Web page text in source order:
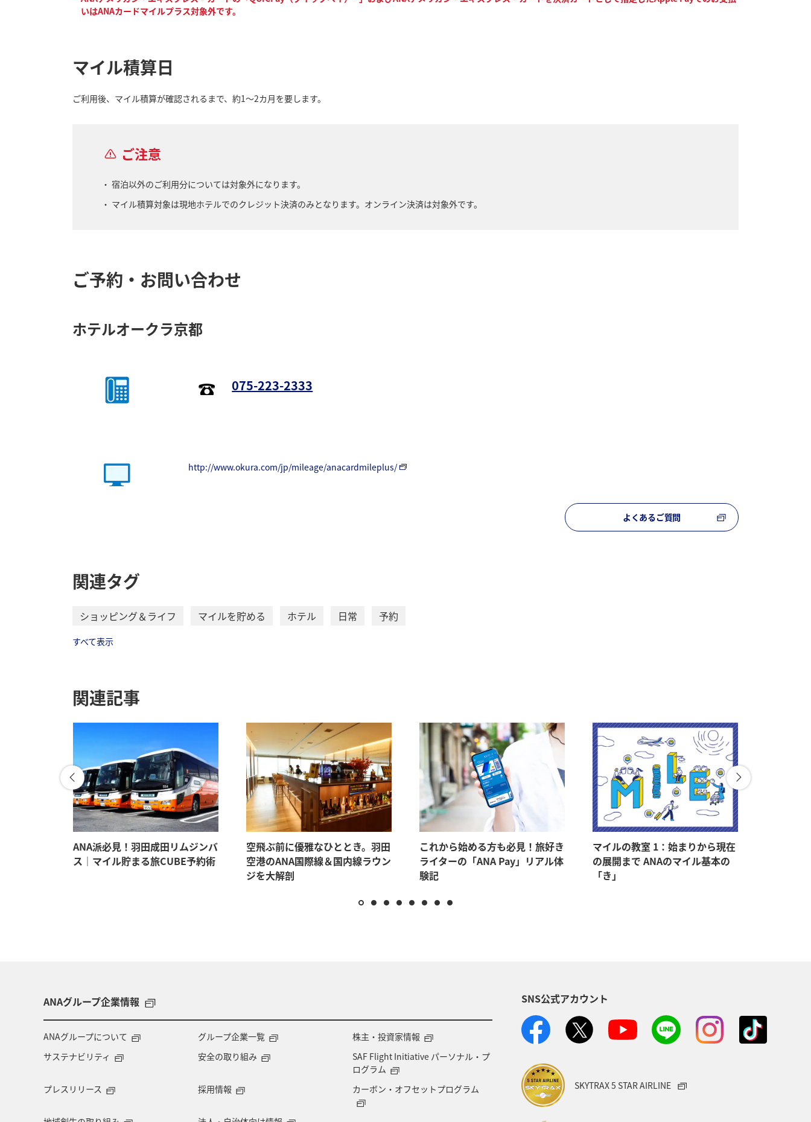
いはANAカードマイルプラス対象外です。
マイル積算日
ご利用後、マイル積算が確認されるまで、約1～2カ月を要します。
ご注意
宿泊以外のご利用分については対象外になります。
マイル積算対象は現地ホテルでのクレジット決済のみとなります。オンライン決済は対象外です。
ご予約・お問い合わせ
ホテルオークラ京都
075-223-2333
http://www.okura.com/jp/mileage/anacardmileplus/
よくあるご質問
関連タグ
ショッピング＆ライフ マイルを貯める ホテル 日常 予約
すべて表示
関連記事
ANA派必見！羽田成田リムジンバ
ス｜マイル貯まる旅CUBE予約術
空飛ぶ前に優雅なひととき。羽田
空港のANA国際線＆国内線ラウン
ジを大解剖
これから始める方も必見！旅好き
ライターの「ANA Pay」リアル体
験記
マイルの教室 1：始まりから現在
の展開まで ANAのマイル基本の
「き」
ANAグループ企業情報
ANAグループについて グループ企業一覧
株主・投資家情報
サステナビリティ
安全の取り組み
SAF Flight Initiative パーソナル・プ
ログラム
プレスリリース
採用情報 カーボン・オフセットプログラム
SNS公式アカウント
SKYTRAX 5 STAR AIRLINE